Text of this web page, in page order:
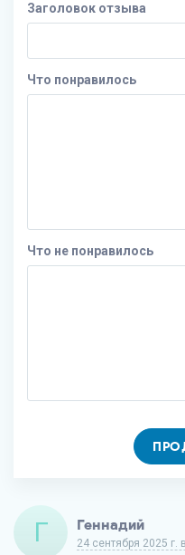
Заголовок отзыва
Что понравилось
Что не понравилось
Г Геннадий
24 сентября 2025 г.